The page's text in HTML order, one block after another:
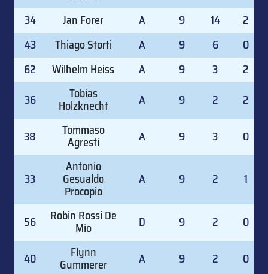
34
Jan Forer A 9 14
2
43
Thiago Storti A 9 6
0
62
Wilhelm Heiss A 9 3
2
36
Tobias
Holzknecht A 9 2 2
38 Tommaso
Agresti A 9 3 0
33
Antonio
Gesualdo
Procopio
A 9 2 1
56 Robin Rossi De
Mio D 9 2 0
40 Flynn
Gummerer A 9 2
0